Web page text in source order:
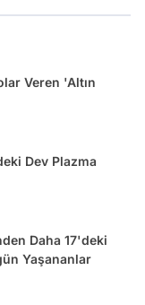
Veren 'Altın
Dev Plazma
Daha 17'deki
Yaşananlar